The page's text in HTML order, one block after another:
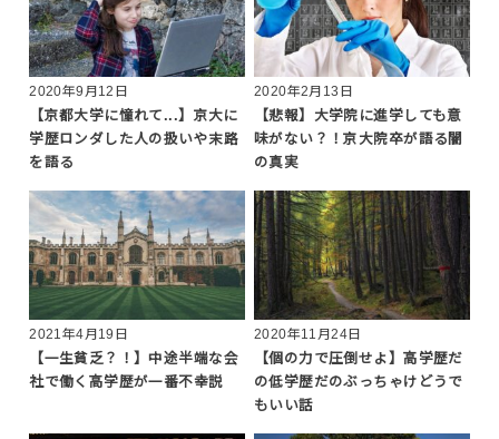
2020年9月12日
【京都大学に憧れて...】京大に
学歴ロンダした人の扱いや末路
を語る
2020年2月13日
【悲報】大学院に進学しても意
味がない？！京大院卒が語る闇
の真実
2021年4月19日
【一生貧乏？！】中途半端な会
社で働く高学歴が一番不幸説
2020年11月24日
【個の力で圧倒せよ】高学歴だ
の低学歴だのぶっちゃけどうで
もいい話